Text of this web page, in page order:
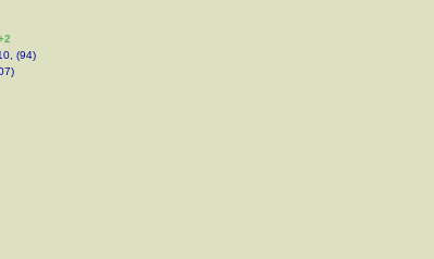
(94)